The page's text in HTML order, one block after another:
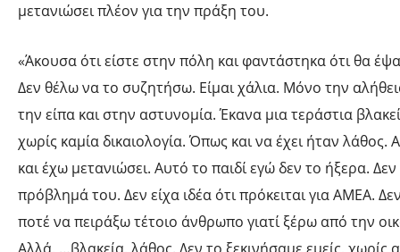
μετανιώσει πλέον για την πράξη του.
«Άκουσα ότι είστε στην πόλη και φαντάστηκα ότι θα
Δεν θέλω να το συζητήσω. Είμαι χάλια. Μόνο την
την είπα και στην αστυνομία. Έκανα μια τεράστια
χωρίς καμία δικαιολογία. Όπως και να έχει ήταν λάθος.
και έχω μετανιώσει. Αυτό το παιδί εγώ δεν το ήξερα.
πρόβλημά του. Δεν είχα ιδέα ότι πρόκειται για ΑΜΕΑ.
ποτέ να πειράξω τέτοιο άνθρωπο γιατί ξέρω από την